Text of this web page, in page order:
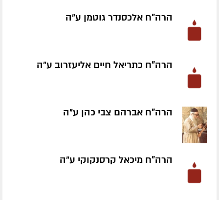
הרה"ח אלכסנדר גוטמן ע״ה
הרה"ח כתריאל חיים אליעזרוב ע״ה
הרה"ח אברהם צבי כהן ע״ה
הרה"ח מיכאל קרסנקוקי ע״ה